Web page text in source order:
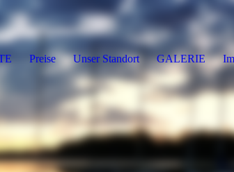
Preise Unser Standort GALERIE